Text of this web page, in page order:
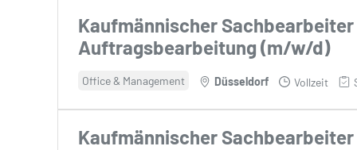
Kaufmännischer
Auftragsbearbeitung (m/w/d)
Office & Management Düsseldorf Vollzeit
Kaufmännischer